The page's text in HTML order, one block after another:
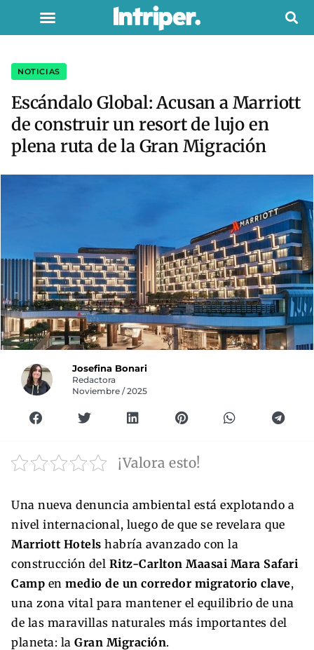
NOTICIAS
Escándalo Global: Acusan a Marriott
de construir un resort de lujo en
plena ruta de la Gran Migración
Josefina Bonari
Redactora
Noviembre / 2025
¡Valora esto!
Una nueva denuncia ambiental está explotando a
nivel internacional, luego de que se revelara que
Marriott Hotels habría avanzado con la
construcción del Ritz-Carlton Maasai Mara Safari
Camp en medio de un corredor migratorio clave,
una zona vital para mantener el equilibrio de una
de las maravillas naturales más importantes del
planeta: la Gran Migración.